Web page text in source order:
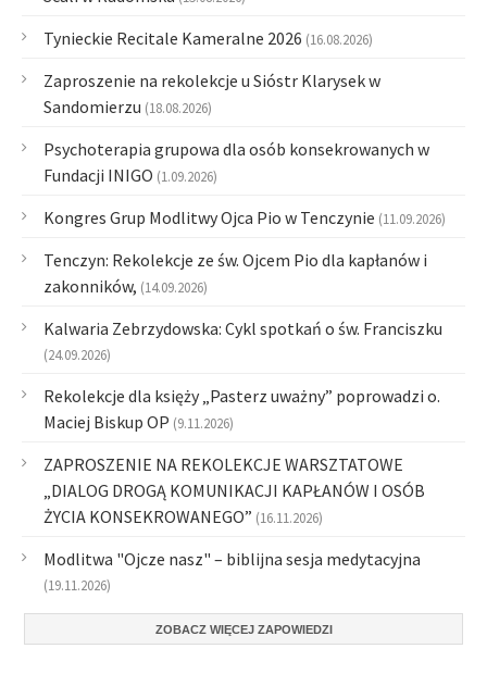
Tynieckie Recitale Kameralne 2026 (16.08.2026)
Zaproszenie na rekolekcje u Sióstr Klarysek w
Sandomierzu (18.08.2026)
Psychoterapia grupowa dla osób konsekrowanych w
Fundacji INIGO (1.09.2026)
Kongres Grup Modlitwy Ojca Pio w Tenczynie (11.09.2026)
Tenczyn: Rekolekcje ze św. Ojcem Pio dla kapłanów i
zakonników, (14.09.2026)
Kalwaria Zebrzydowska: Cykl spotkań o św. Franciszku
(24.09.2026)
Rekolekcje dla księży „Pasterz uważny” poprowadzi o.
Maciej Biskup OP (9.11.2026)
ZAPROSZENIE NA REKOLEKCJE WARSZTATOWE
„DIALOG DROGĄ KOMUNIKACJI KAPŁANÓW I OSÓB
ŻYCIA KONSEKROWANEGO” (16.11.2026)
Modlitwa "Ojcze nasz" – biblijna sesja medytacyjna
(19.11.2026)
ZOBACZ WIĘCEJ ZAPOWIEDZI